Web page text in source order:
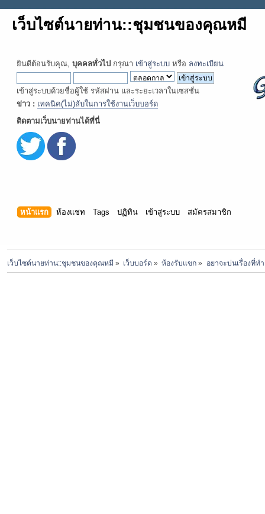
เว็บไซต์นายท่าน::ชุมชนของคุณหมี
ยินดีต้อนรับคุณ, บุคคลทั่วไป กรุณา เข้าสู่ระบบ หรือ ลงทะเบียน
เข้าสู่ระบบด้วยชื่อผู้ใช้ รหัสผ่าน และระยะเวลาในเซสชั่น
ข่าว : เทคนิค(ไม่)ลับในการใช้งานเว็บบอร์ด
ติดตามเว็บนายท่านได้ที่นี่
หน้าแรก ห้องแชท Tags ปฏิทิน เข้าสู่ระบบ สมัครสมาชิก
เว็บไซต์นายท่าน::ชุมชนของคุณหมี » เว็บบอร์ด » ห้องรับแขก » อยาจะบ่นเรื่องที่ท